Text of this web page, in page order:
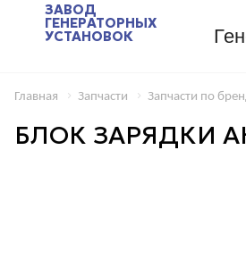
ЗАВОД
ГЕНЕРАТОРНЫХ
УСТАНОВОК
Главная Запчасти Запчасти по
БЛОК ЗАРЯДКИ